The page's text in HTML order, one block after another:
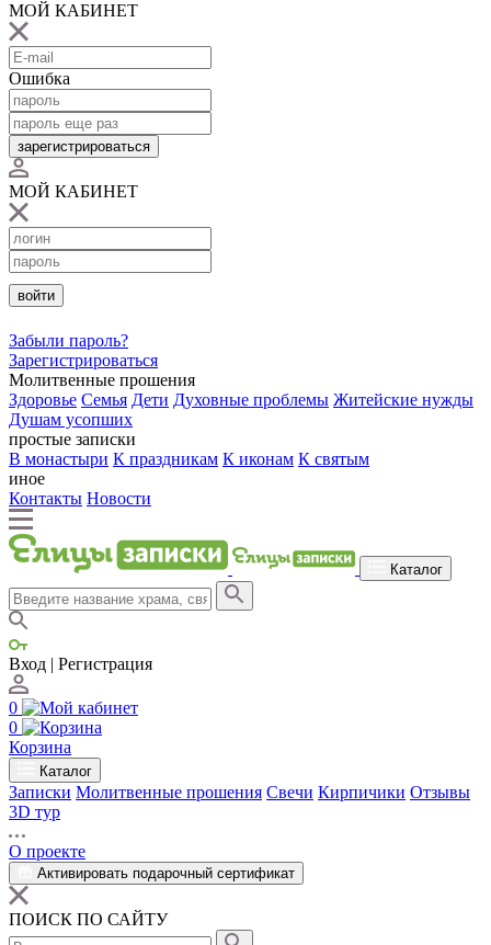
МОЙ КАБИНЕТ
Ошибка
зарегистрироваться
МОЙ КАБИНЕТ
войти
Забыли пароль?
Зарегистрироваться
Молитвенные прошения
Здоровье Семья Дети Духовные проблемы Житейские нужды
Душам усопших
простые записки
В монастыри К праздникам К иконам К святым
иное
Контакты Новости
Каталог
Вход | Регистрация
0
0
Корзина
Каталог
Записки Молитвенные прошения Свечи Кирпичики Отзывы
3D тур
О проекте
Активировать подарочный сертификат
ПОИСК ПО САЙТУ